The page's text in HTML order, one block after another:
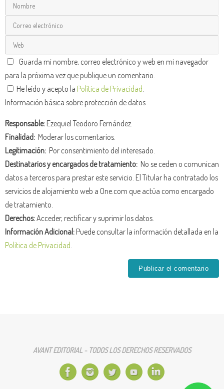
Guarda mi nombre, correo electrónico y web en mi navegador
para la próxima vez que publique un comentario.
He leído y acepto la Política de Privacidad
Información básica sobre protección de datos
Responsable:Ezequiel Teodoro Fernández.
Finalidad: Moderar los comentarios.
Legitimación: Por consentimiento del interesado.
Destinatarios y encargados de tratamiento: No se ceden o comunican
datos a terceros para prestar este servicio. El Titular ha contratado los
servicios de alojamiento web a One.com que actúa como encargado
de tratamiento.
Derechos:Acceder, rectificar y suprimir los datos.
Información Adicional:Puede consultar la información detallada en la
Política de Privacidad
AVANT EDITORIAL - TODOS LOS DERECHOS RESERVADOS